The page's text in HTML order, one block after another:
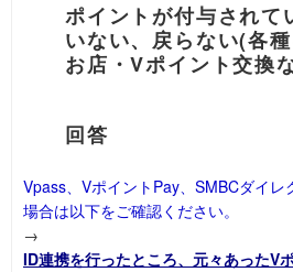
ポイントが付与されて
いない、戻らない(各
お店・Vポイント交換
Vpass、VポイントPay、SMBCダイ
場合は以下をご確認ください。
→
ID連携を行ったところ、元々あったV